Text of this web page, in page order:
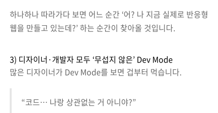
하나하나 따라가다 보면 어느 순간 ‘어? 나 지금 실제로 반응형
웹을 만들고 있는데?’ 하는 순간이 찾아올 것입니다.
3) 디자이너·개발자 모두 ‘무섭지 않은’ Dev Mode
많은 디자이너가 Dev Mode를 보면 겁부터 먹습니다.
“코드… 나랑 상관없는 거 아니야?”